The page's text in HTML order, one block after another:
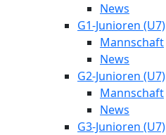
News
G1-Junioren (U7)
Mannschaft
News
G2-Junioren (U7)
Mannschaft
News
G3-Junioren (U7)